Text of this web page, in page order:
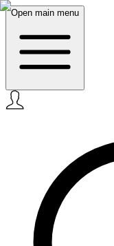
Open main menu